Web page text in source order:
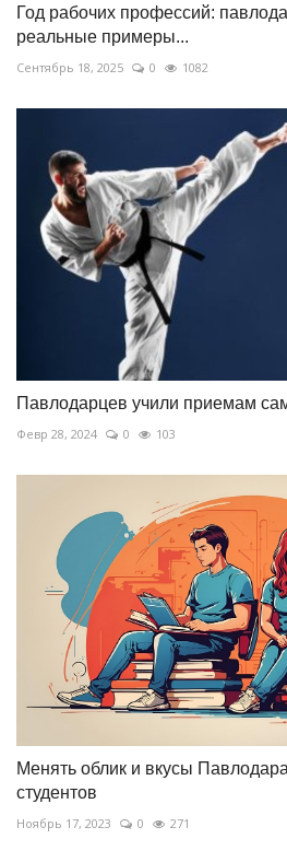
Год рабочих профессий:
реальные примеры...
Сентябрь 18, 2025 0 1082
Павлодарцев учили приемам
Февр 28, 2024 0 103
Менять облик и вкусы
студентов
Ноябрь 17, 2023 0 271